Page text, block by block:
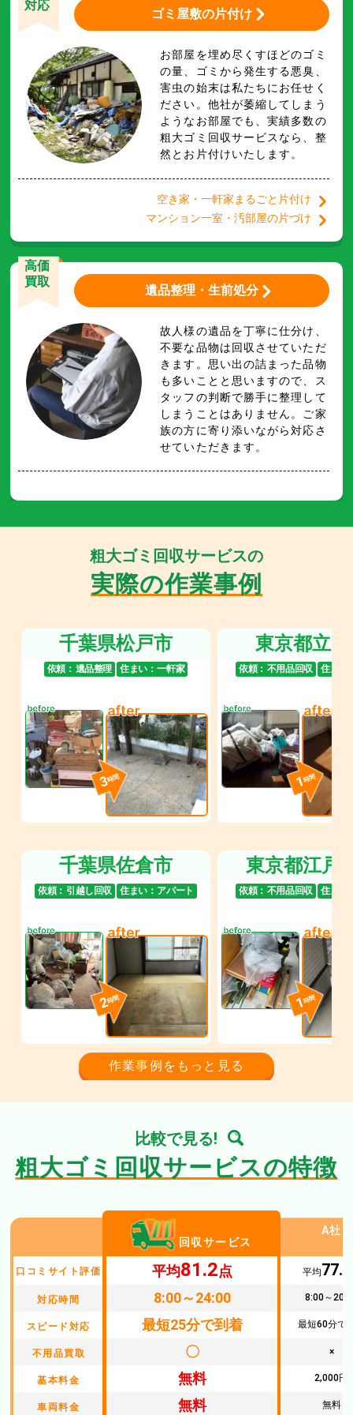
対応
ゴミ屋敷の片付け
お部屋を埋め尽くすほどのゴミ
の量、ゴミから発生する悪臭、
害虫の始末は私たちにお任せく
ださい。他社が萎縮してしまう
ようなお部屋でも、実績多数の
粗大ゴミ回収サービスなら、整
然とお片付けいたします。
空き家・一軒家まるごと片付け
マンション一室・汚部屋の片づけ
高価
買取
遺品整理・生前処分
故人様の遺品を丁寧に仕分け、
不要な品物は回収させていただ
きます。思い出の詰まった品物
も多いことと思いますので、ス
タッフの判断で勝手に整理して
しまうことはありません。ご家
族の方に寄り添いながら対応さ
せていただきます。
粗大ゴミ回収サービスの
実際の作業事例
千葉県松戸市
依頼： 遺品整理 住まい： 一軒家
3時間
東京都立
依頼： 不用品回収 住まい
1時間
千葉県佐倉市
依頼： 引越し回収 住まい： アパート
2時間
東京都江戸
依頼： 不用品回収 住まい
1時間
作業事例をもっと見る
比較で見る!
粗大ゴミ回収サービスの特徴
回収サービス
A社
口コミサイト評価 平均81.2点 平均77.2
対応時間 8:00～24:00 8:00～
スピード対応 最短25分で到着 最短60分で
不用品買取 〇 ×
基本料金 無料 2,000円
車両料金 無料 無料